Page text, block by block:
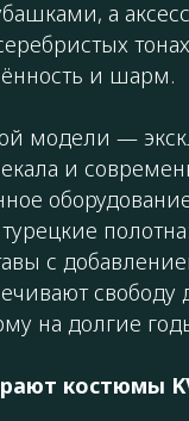
а
и шарм.
модели —
и
с
на долгие
костюмы